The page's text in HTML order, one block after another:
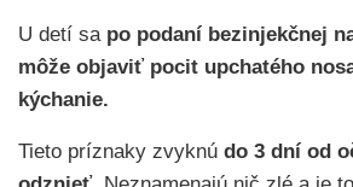
U detí sa po podaní bezinjekčnej
môže objaviť pocit upchatého
kýchanie.
Tieto príznaky zvyknú do 3 dní od